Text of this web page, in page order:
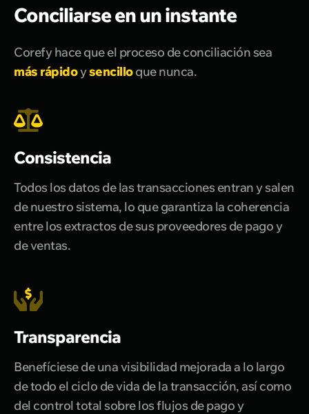
Conciliarse en un instante
Corefy hace que el proceso de conciliación sea
más rápidoysencilloque nunca.
Consistencia
Todos los datos de las transacciones entran y salen
de nuestro sistema, lo que garantiza la coherencia
entre los extractos de sus proveedores de pago y
de ventas.
Transparencia
Benefíciese de una visibilidad mejorada a lo largo
de todo el ciclo de vida de la transacción, así como
del control total sobre los flujos de pago y